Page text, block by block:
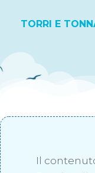
TORRI E
Il